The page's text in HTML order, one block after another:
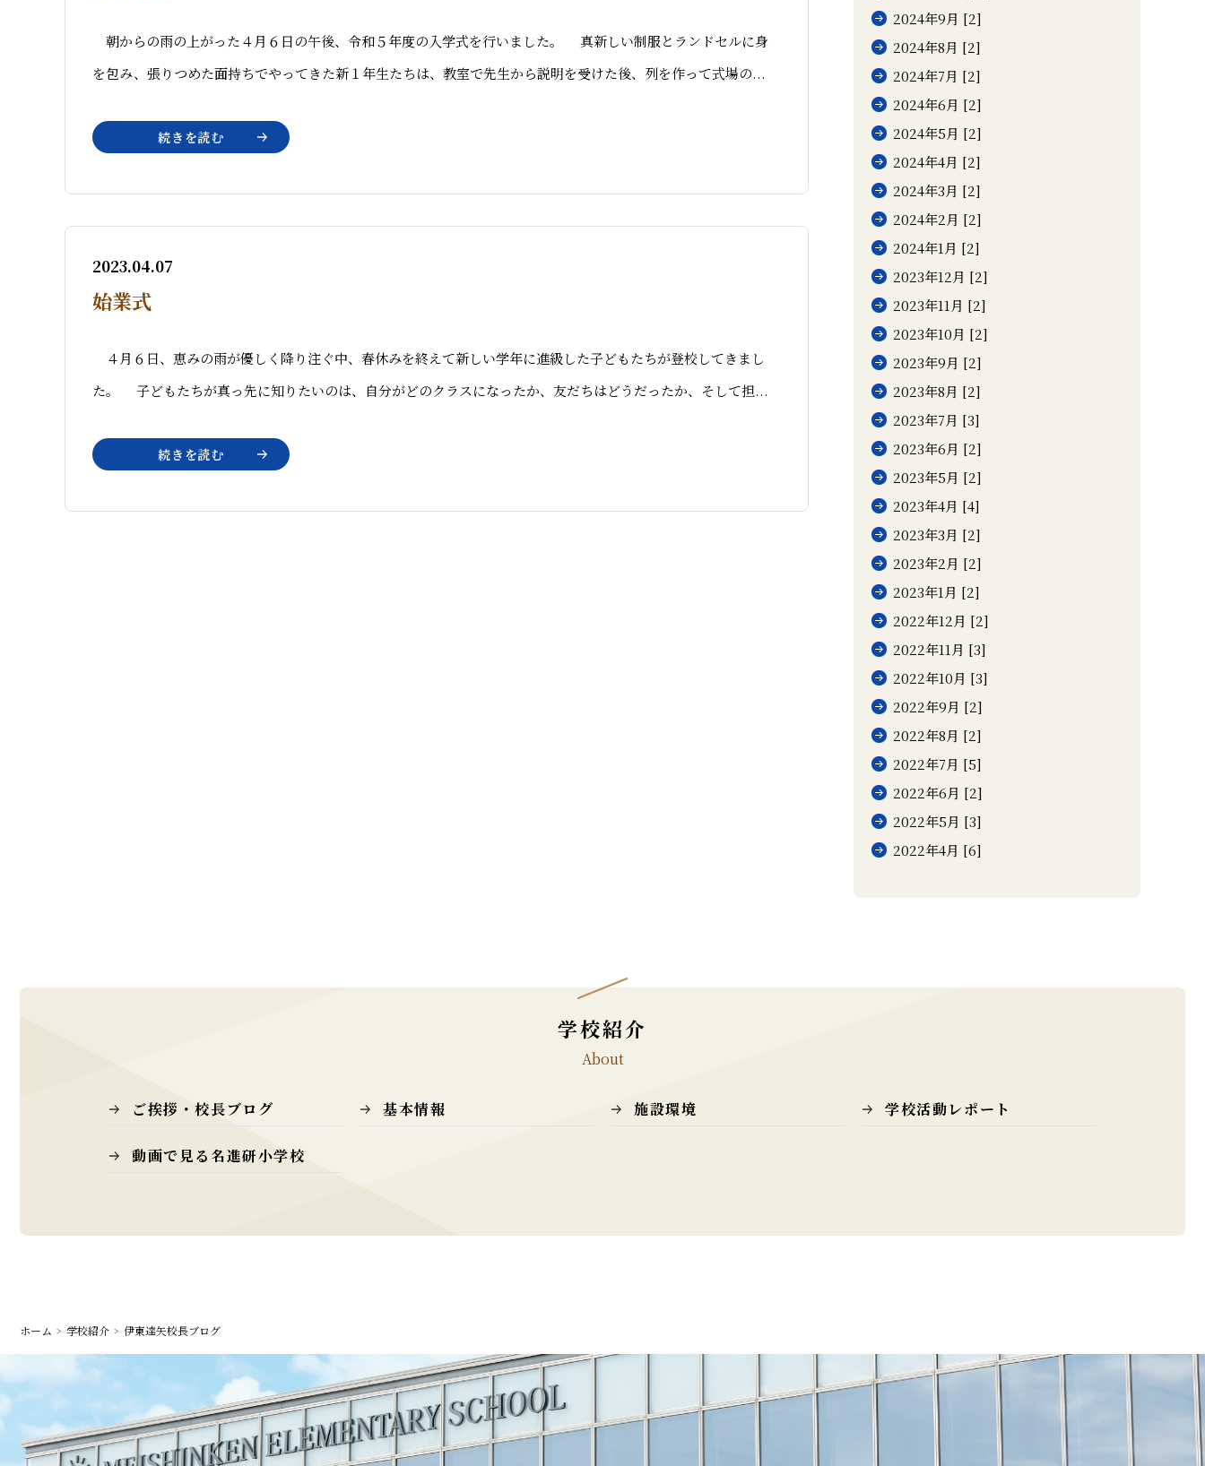
朝からの雨の上がった４月６日の午後、令和５年度の入学式を行いました。 真新しい制服とランドセルに身
を包み、張りつめた面持ちでやってきた新１年生たちは、教室で先生から説明を受けた後、列を作って式場の...
続きを読む
2023.04.07
始業式
４月６日、恵みの雨が優しく降り注ぐ中、春休みを終えて新しい学年に進級した子どもたちが登校してきまし
た。 子どもたちが真っ先に知りたいのは、自分がどのクラスになったか、友だちはどうだったか、そして担...
続きを読む
2024年9月 [2]
2024年8月 [2]
2024年7月 [2]
2024年6月 [2]
2024年5月 [2]
2024年4月 [2]
2024年3月 [2]
2024年2月 [2]
2024年1月 [2]
2023年12月 [2]
2023年11月 [2]
2023年10月 [2]
2023年9月 [2]
2023年8月 [2]
2023年7月 [3]
2023年6月 [2]
2023年5月 [2]
2023年4月 [4]
2023年3月 [2]
2023年2月 [2]
2023年1月 [2]
2022年12月 [2]
2022年11月 [3]
2022年10月 [3]
2022年9月 [2]
2022年8月 [2]
2022年7月 [5]
2022年6月 [2]
2022年5月 [3]
2022年4月 [6]
学校紹介
About
ご挨拶・校長ブログ 基本情報 施設環境 学校活動レポート
動画で見る名進研小学校
ホーム 学校紹介 伊東達矢校長ブログ